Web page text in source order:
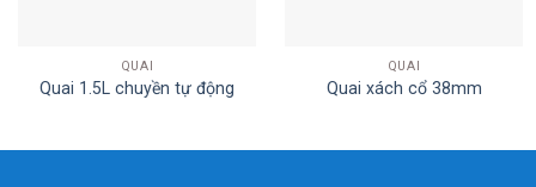
QUAI
Quai 1.5L chuyền tự động
QUAI
Quai xách cổ 38mm